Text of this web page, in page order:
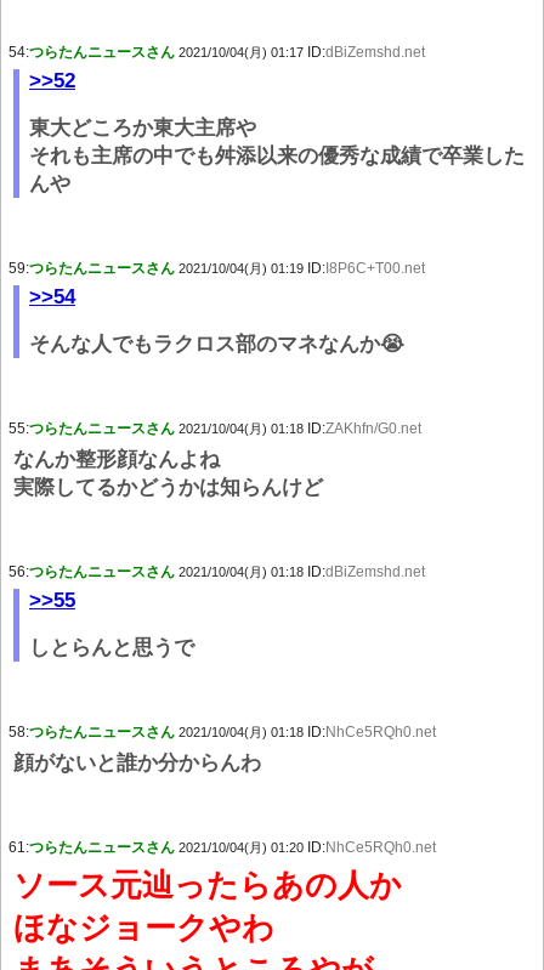
54:つらたんニュースさん 2021/10/04(月) 01:17 ID:dBiZemshd.net
>>52
東大どころか東大主席や
それも主席の中でも舛添以来の優秀な成績で卒業した
んや
59:つらたんニュースさん 2021/10/04(月) 01:19 ID: I8P6C+T00.net
>>54
そんな人でもラクロス部のマネなんか😭
55:つらたんニュースさん 2021/10/04(月) 01:18 ID:ZAKhfn/G0.net
なんか整形顔なんよね
実際してるかどうかは知らんけど
56:つらたんニュースさん 2021/10/04(月) 01:18 ID:dBiZemshd.net
>>55
しとらんと思うで
58:つらたんニュースさん 2021/10/04(月) 01:18 ID:NhCe5RQh0.net
顔がないと誰か分からんわ
61:つらたんニュースさん 2021/10/04(月) 01:20 ID:NhCe5RQh0.net
ソース元辿ったらあの人か
ほなジョークやわ